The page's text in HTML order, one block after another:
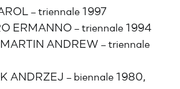
– triennale 1997
ERMANNO – triennale 1994
ANDREW – triennale
ANDRZEJ – biennale 1980,